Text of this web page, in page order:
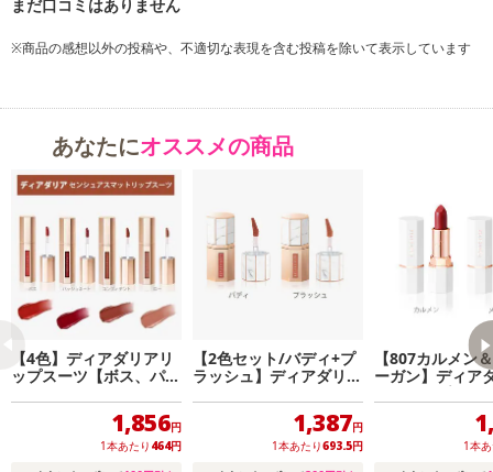
カラー：ローRaw
ヌードベージュブラウン
※商品の感想以外の投稿や、不適切な表現を含む投稿を除いて表示しています
あなたにオススメの商品
【4色】ディアダリアリ
ップスーツ【ボス、パッ
1,856円
1本あたり 464円
【2色セット/バディ+プ
ラッシュ】ディアダリア
ベット リップムース
1,387円
1本あたり693.5円
【807カルメン
ーガン】ディア
ミニリップデュ
1本